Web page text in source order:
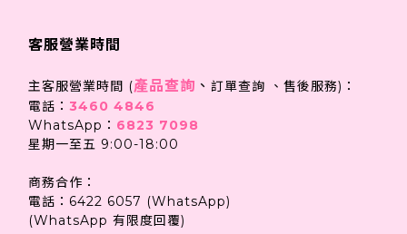
客服營業時間
主客服營業時間 (產品查詢 、 訂單查詢 、售後服務)：
電話： 3460 4846
WhatsApp： 6823 7098
星期一至五 9:00-18:00
商務合作：
電話：6422 6057 (WhatsApp)
(WhatsApp 有限度回覆)